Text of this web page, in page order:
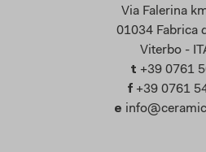
Via Falerina
01034 Fabrica
Viterbo -
t +39 0761
f +39 0761
e